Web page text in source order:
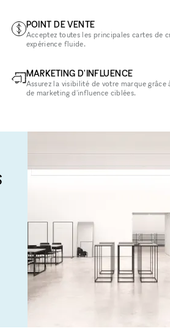
POINT DE VENTE
Acceptez toutes les principales cartes de
expérience fluide.
MARKETING D'INFLUENCE
Assurez la visibilité de votre marque grâce
de marketing d'influence ciblées.